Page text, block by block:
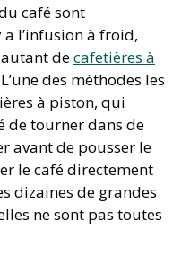
café sont
l’infusion à froid,
autant decafetières à
des méthodes les
à piston, qui
de tourner dans de
avant de pousser le
le café directement
dizaines de grandes
ne sont pas toutes